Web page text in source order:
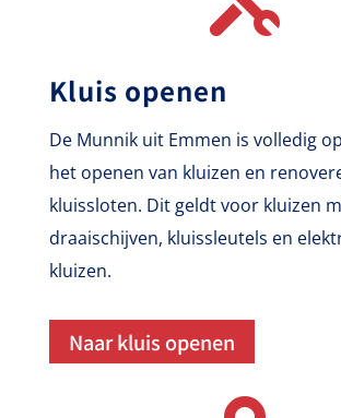
Kluis openen
De Munnik uit Emmen is volledig
het openen van kluizen en
kluissloten. Dit geldt voor kluizen
draaischijven, kluissleutels en
kluizen.
Naar kluis openen